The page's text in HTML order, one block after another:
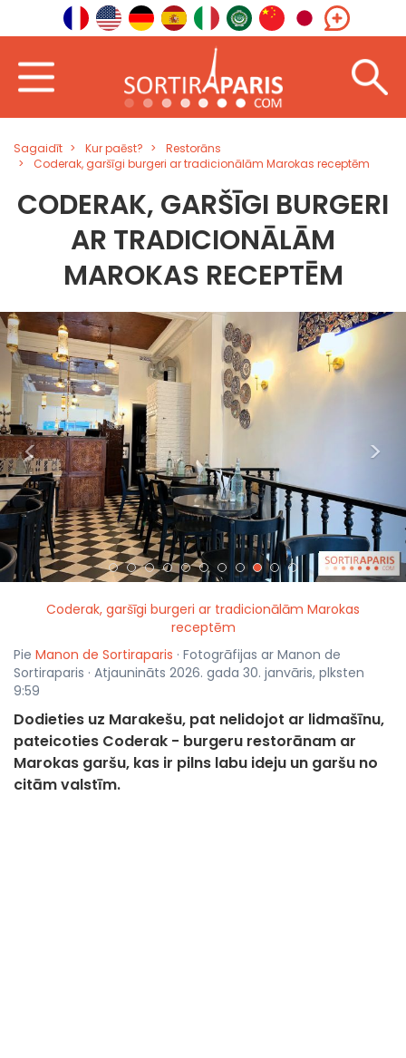
Sagaidīt Kur paēst?
Restorāns
Coderak, garšīgi burgeri ar tradicionālām Marokas receptēm
CODERAK, GARŠĪGI BURGERI
AR TRADICIONĀLĀM
MAROKAS RECEPTĒM
< >
Coderak, garšīgi burgeri ar tradicionālām Marokas
receptēm
Pie Manon de Sortiraparis · Fotogrāfijas ar Manon de
Sortiraparis · Atjaunināts 2026. gada 30. janvāris, plksten
9:59
Dodieties uz Marakešu, pat nelidojot ar lidmašīnu,
pateicoties Coderak - burgeru restorānam ar
Marokas garšu, kas ir pilns labu ideju un garšu no
citām valstīm.